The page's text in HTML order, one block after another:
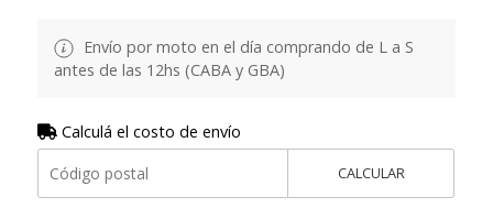
Envío por moto en el día comprando de L a S
antes de las 12hs (CABA y GBA)
Calculá el costo de envío
CALCULAR